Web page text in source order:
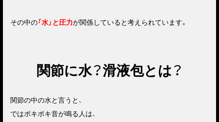
その中の「水」と圧力が関係していると考えられています。
関節に水？滑液包とは？
関節の中の水と言うと、
ではポキポキ音が鳴る人は、